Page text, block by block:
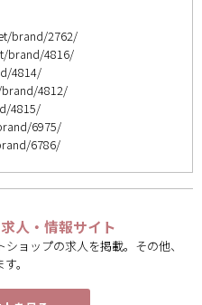
brand/2762/
brand/4816/
4814/
4812/
4815/
6975/
6786/
人・情報サイト
ョップの求人を掲載。その他、
。